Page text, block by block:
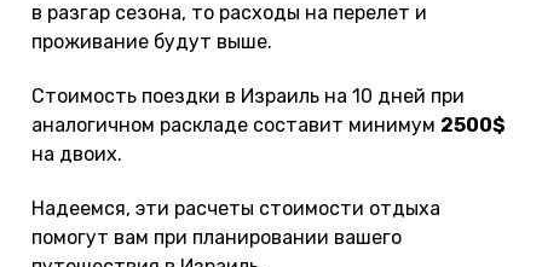
в разгар сезона, то расходы на перелет и
проживание будут выше.
Стоимость поездки в Израиль на 10 дней при
аналогичном раскладе составит минимум 2500$
на двоих.
Надеемся, эти расчеты стоимости отдыха
помогут вам при планировании вашего